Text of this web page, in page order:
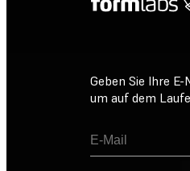
Geben Sie Ihre
um auf dem